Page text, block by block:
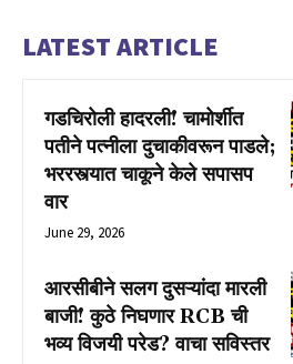
LATEST ARTICLE
गडचिरोली हादरली! चामोर्शीत
पतीने पत्नीला दुचाकीवरून पाडले;
भररस्त्यात चाकूने केले सपासप
वार
June 29, 2026
आरसीबीने सलग दुसऱ्यांदा मारली
बाजी! कुठे निघणार RCB ची
भव्य विजयी परेड? वाचा सविस्तर